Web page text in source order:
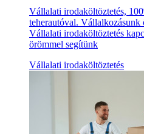
Vállalati irodaköltöztetés,
teherautóval. Vállalkozásunk
Vállalati irodaköltöztetés
örömmel segítünk
Vállalati irodaköltöztetés